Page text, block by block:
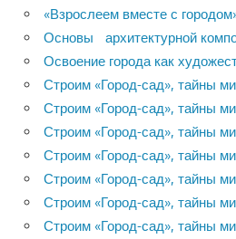
«Взрослеем вместе с
Основы архитектурной
Освоение города как
Строим «Город-сад», тайны
Строим «Город-сад», тайны
Строим «Город-сад», тайны
Строим «Город-сад», тайны
Строим «Город-сад», тайны
Строим «Город-сад», тайны
Строим «Город-сад», тайны